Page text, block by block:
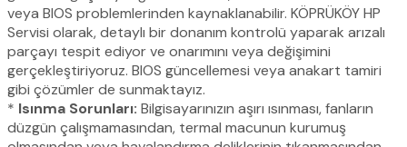
veya BIOS problemlerinden kaynaklanabilir. KÖPRÜKÖY HP
Servisi olarak, detaylı bir donanım kontrolü yaparak arızalı
parçayı tespit ediyor ve onarımını veya değişimini
gerçekleştiriyoruz. BIOS güncellemesi veya anakart tamiri
gibi çözümler de sunmaktayız.
* Isınma Sorunları: Bilgisayarınızın aşırı ısınması, fanların
düzgün çalışmamasından, termal macunun kurumuş